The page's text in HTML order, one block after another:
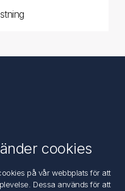
cookies
på vår webbplats för att
Dessa används för att